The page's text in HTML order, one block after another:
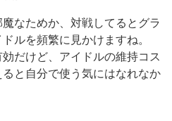
なためか、対戦してるとグラ
ルを頻繁に見かけますね。
だけど、アイドルの維持コス
ると自分で使う気にはなれなか